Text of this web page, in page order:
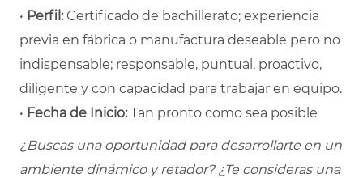
• Perfil: Certificado de bachillerato; experiencia
previa en fábrica o manufactura deseable pero no
indispensable; responsable, puntual, proactivo,
diligente y con capacidad para trabajar en equipo.
• Fecha de Inicio: Tan pronto como sea posible
¿Buscas una oportunidad para desarrollarte en un
ambiente dinámico y retador? ¿Te consideras una